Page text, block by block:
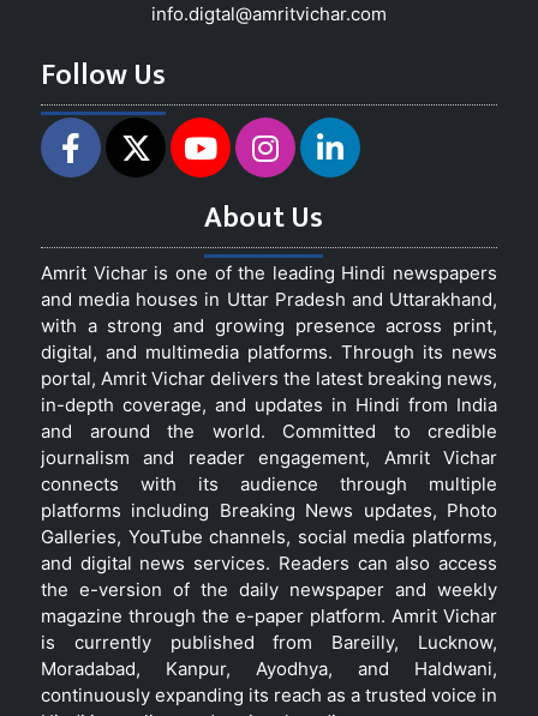
info.digtal@amritvichar.com
Follow Us
About Us
Amrit Vichar is one of the leading Hindi newspapers
and media houses in Uttar Pradesh and Uttarakhand,
with a strong and growing presence across print,
digital, and multimedia platforms. Through its news
portal, Amrit Vichar delivers the latest breaking news,
in-depth coverage, and updates in Hindi from India
and around the world. Committed to credible
journalism and reader engagement, Amrit Vichar
connects with its audience through multiple
platforms including Breaking News updates, Photo
Galleries, YouTube channels, social media platforms,
and digital news services. Readers can also access
the e-version of the daily newspaper and weekly
magazine through the e-paper platform. Amrit Vichar
is currently published from Bareilly, Lucknow,
Moradabad, Kanpur, Ayodhya, and Haldwani,
continuously expanding its reach as a trusted voice in